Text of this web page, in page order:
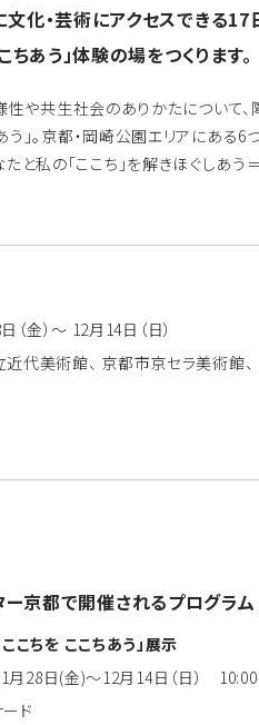
化・芸術にアクセスできる17
ちあう」体験の場をつくります。
様性や共生社会のありかたについ
」。京都・岡崎公園エリアにあ
と私の「ここち」を解きほぐしあ
金）～ 12月14日（日）
近代美術館、 京都市京セラ美術館
ー京都で開催されるプログラム
こちを ここちあう」展示
月28日(金)～12月14日（日）
ド